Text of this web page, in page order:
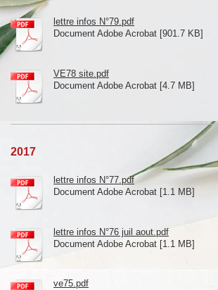
lettre infos N°79.pdf
Document Adobe Acrobat [901.7 KB]
VE78 site.pdf
Document Adobe Acrobat [4.7 MB]
2017
lettre infos N°77.pdf
Document Adobe Acrobat [1.1 MB]
lettre infos N°76 juil aout.pdf
Document Adobe Acrobat [1.1 MB]
ve75.pdf